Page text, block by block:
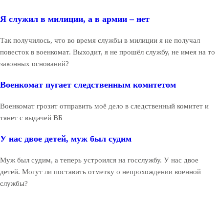
Я служил в милиции, а в армии – нет
Так получилось, что во время службы в милиции я не получал
повесток в военкомат. Выходит, я не прошёл службу, не имея на то
законных оснований?
Военкомат пугает следственным комитетом
Военкомат грозит отправить моё дело в следственный комитет и
тянет с выдачей ВБ
У нас двое детей, муж был судим
Муж был судим, а теперь устроился на госслужбу. У нас двое
детей. Могут ли поставить отметку о непрохождении военной
службы?